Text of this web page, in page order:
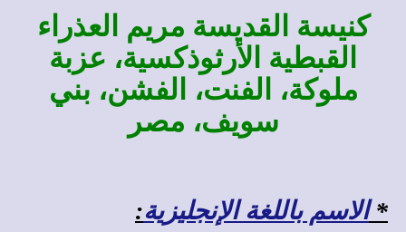
كنيسة القديسة مريم العذراء
القبطية الأرثوذكسية، عزبة
ملوكة، الفنت، الفشن، بني
سويف، مصر
*الاسم باللغة الإنجليزية: